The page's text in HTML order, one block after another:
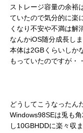
ストレージ容量の余裕
ていたので気分的に楽
くなり不安や不満は解
なんかiOS随分成長し
本体は2GBくらいしか
もっていたのですが・
どうしてこうなったん
Windows98SEは兎も
し10GBHDDに楽々収